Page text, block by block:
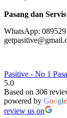
Pasang dan
WhatsApp:
Pasitive - No 1
5.0
Based on 306
powered by Google
review us on